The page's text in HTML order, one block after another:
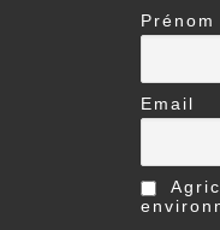
Email